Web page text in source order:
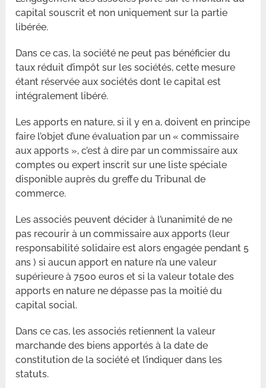
capital souscrit et non uniquement sur la partie
libérée.
Dans ce cas, la société ne peut pas bénéficier du
taux réduit d’impôt sur les sociétés, cette mesure
étant réservée aux sociétés dont le capital est
intégralement libéré.
Les apports en nature, si il y en a, doivent en principe
faire l’objet d’une évaluation par un « commissaire
aux apports », c’est à dire par un commissaire aux
comptes ou expert inscrit sur une liste spéciale
disponible auprès du greffe du Tribunal de
commerce.
Les associés peuvent décider à l’unanimité de ne
pas recourir à un commissaire aux apports (leur
responsabilité solidaire est alors engagée pendant 5
ans ) si aucun apport en nature n’a une valeur
supérieure à 7500 euros et si la valeur totale des
apports en nature ne dépasse pas la moitié du
capital social.
Dans ce cas, les associés retiennent la valeur
marchande des biens apportés à la date de
constitution de la société et l’indiquer dans les
statuts.